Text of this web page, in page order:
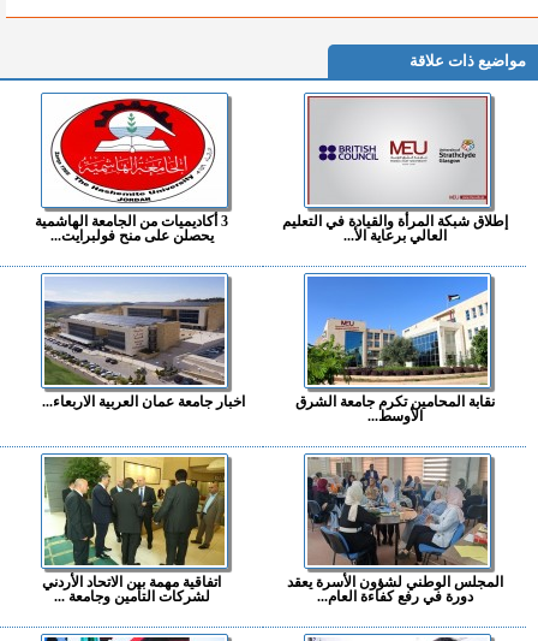
مواضيع ذات علاقة
إطلاق شبكة المرأة والقيادة في التعليم
العالي برعاية الأ...
3 أكاديميات من الجامعة الهاشمية
يحصلن على منح فولبرايت...
نقابة المحامين تكرم جامعة الشرق
الأوسط...
اخبار جامعة عمان العربية الاربعاء...
المجلس الوطني لشؤون الأسرة يعقد
دورة في رفع كفاءة العام...
اتفاقية مهمة بين الاتحاد الأردني
لشركات التأمين وجامعة ...